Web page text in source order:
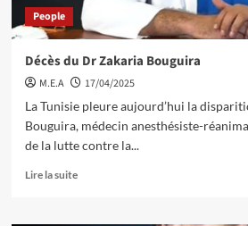
People
Décès du Dr Zakaria Bouguira
M.E.A
17/04/2025
La Tunisie pleure aujourd’hui la
Bouguira, médecin anesthésiste-
de la lutte contre la...
Lire la suite